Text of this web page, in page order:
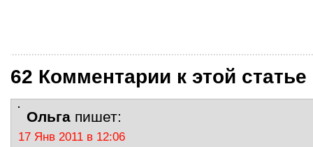
62 Комментарии к этой статье
Ольга пишет:
17 Янв 2011 в 12:06